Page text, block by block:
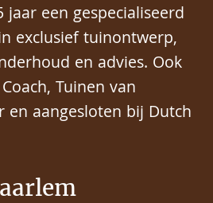
een gespecialiseerd
exclusief tuinontwerp,
en advies. Ook
Tuinen van
en aangesloten bij Dutch